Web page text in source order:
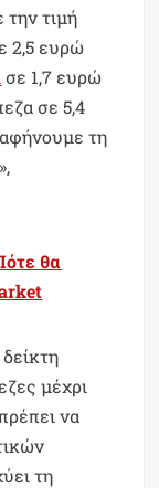
την τιμή
2,5 ευρώ
σε 1,7 ευρώ
σε 5,4
τη
θα
μέχρι
να
τη